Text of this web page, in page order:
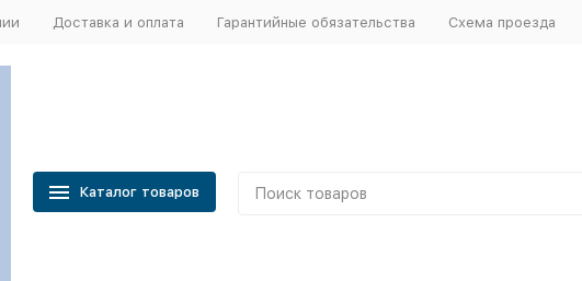
Доставка и оплата Гарантийные обязательства Схема проезда
Каталог товаров